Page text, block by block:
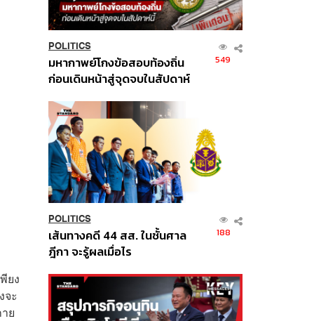
ยง
ะ
ย
POLITICS
มหากาพย์โกงข้อสอบท้องถิ่น
ก่อนเดินหน้าสู่จุดจบในสัปดาห์
549
POLITICS
เส้นทางคดี 44 สส. ในชั้นศาล
ฎีกา จะรู้ผลเมื่อไร
188